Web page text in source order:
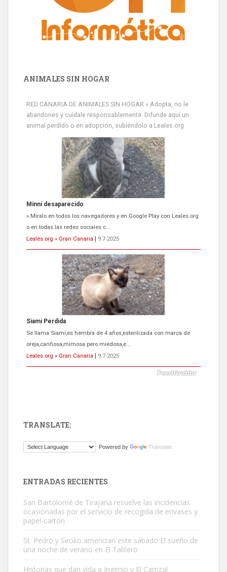
ANIMALES SIN HOGAR
RED CANARIA DE ANIMALES SIN HOGAR » Adopta, no le
abandones y cuídale responsablemente. Difunde aquí un
animal perdido o en adopción, subiéndolo a Leales.org
Siami Perdida
Se llama Siami,es hembra de 4 años,esterilizada con marca de
oreja,cariñosa,mimosa pero miedosa,e...
Leales.org » Gran Canaria
9.7.2025
ADOPCIÓN URGENTE GATA TEROR GRAN CANARIA
El ayuntamiento se va a llevar a Los Gatos callejeros de la zona los
próximos días, ella incluida...
Leales.org » Gran Canaria
9.7.2025
Este gato macho ha aparecido en la calle hace menos de un mes,
Busco adopción responsable para mi perra. Pastor alemán,
TRANSLATE:
Powered by Translate
ENTRADAS RECIENTES
San Bartolomé de Tirajana resuelve las incidencias
ocasionadas por el servicio de recogida de envases y
papel-cartón
St. Pedro y Siroko amenizan este sábado El sueño de
una noche de verano en El Tablero
Historias que dan vida a Ingenio y El Carrizal